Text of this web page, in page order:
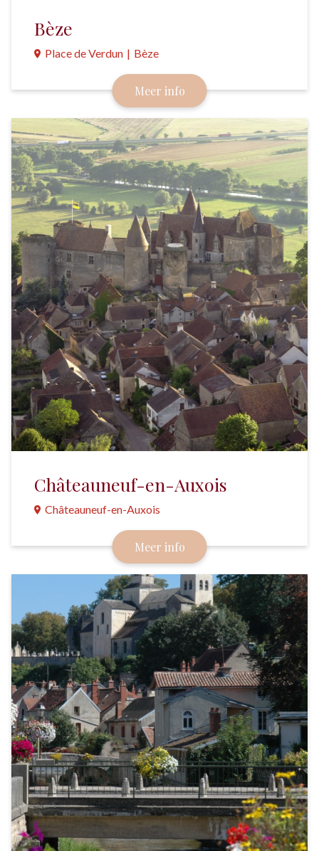
Bèze
Place de Verdun | Bèze
Neem na een bezoek aan de grotten de tijd voor
een wandeling door dit historische plaatsje.
Meer info
Châteauneuf-en-Auxois
Châteauneuf-en-Auxois
Een schilderachtig middeleeuws dorpje dat wordt
gedomineerd door een kasteel.
Meer info